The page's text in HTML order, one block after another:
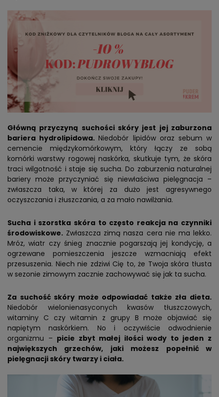
Główną przyczyną suchości skóry jest jej zaburzona
bariera hydrolipidowa.Niedobór lipidów oraz sebum w
cemencie międzykomórkowym, który łączy ze sobą
komórki warstwy rogowej naskórka, skutkuje tym, że skóra
traci wilgotność i staje się sucha. Do zaburzenia naturalnej
bariery może przyczyniać się niewłaściwa pielęgnacja –
zwłaszcza taka, w której za dużo jest agresywnego
oczyszczania i złuszczania, a za mało nawilżania.
Sucha i szorstka skóra to często reakcja na czynniki
środowiskowe. Zwłaszcza zimą nasza cera nie ma lekko.
Mróz, wiatr czy śnieg znacznie pogarszają jej kondycję, a
ogrzewane pomieszczenia jeszcze wzmacniają efekt
przesuszenia. Niech nie zdziwi Cię to, że Twoja skóra tłusta
w sezonie zimowym zacznie zachowywać się jak ta sucha.
Za suchość skóry może odpowiadać także zła dieta.
Niedobór wielonienasyconych kwasów tłuszczowych,
witaminy C czy witamin z grupy B może objawiać się
napiętym naskórkiem. No i oczywiście odwodnienie
organizmu – picie zbyt małej ilości wody to jeden z
największych grzechów, jaki możesz popełnić w
pielęgnacji skóry twarzy i ciała.